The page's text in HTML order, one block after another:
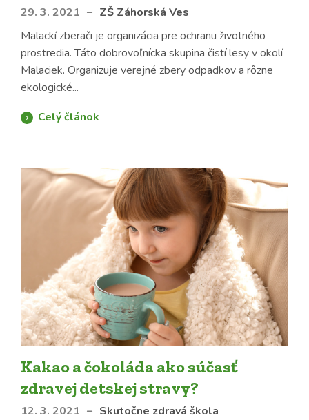
29. 3. 2021 – ZŠ Záhorská Ves
Malackí zberači je organizácia pre ochranu životného
prostredia. Táto dobrovoľnícka skupina čistí lesy v okolí
Malaciek. Organizuje verejné zbery odpadkov a rôzne
ekologické...
Celý článok
Kakao a čokoláda ako súčasť
zdravej detskej stravy?
12. 3. 2021 – Skutočne zdravá škola